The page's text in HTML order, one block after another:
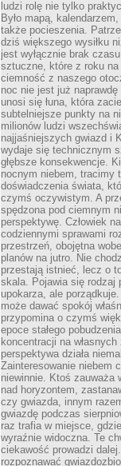
ludzi rolę nie tylko
Było mapą,
także pocieszenia.
dziś większego wysiłku
jest wyłącznie brak
sztuczne, które z roku
ciemność z naszego
noc nie jest już
unosi się łuna, która
subtelniejsze punkty na
milionów ludzi
najjaśniejszych gwiazd i
wydaje się technicznym
głębsze konsekwencje.
nocnym niebem, tracimy
doświadczenia świata,
czymś oczywistym. A
spędzona pod ciemnym
perspektywę. Człowiek
codziennymi sprawami
przestrzeń, obojętna
planów na jutro. Nie
przestają istnieć, lecz o
skala. Pojawia się rodzaj
upokarza, ale
może dawać spokój
przypomina o czymś
epoce stałego
koncentracji na
perspektywa działa
Zainteresowanie niebem
niewinnie. Ktoś zauważa
nad horyzontem,
czy gwiazda, innym
gwiazdę podczas
raz trafia w miejsce,
wyraźnie widoczna. Te
ciekawość prowadzi
rozpoznawać